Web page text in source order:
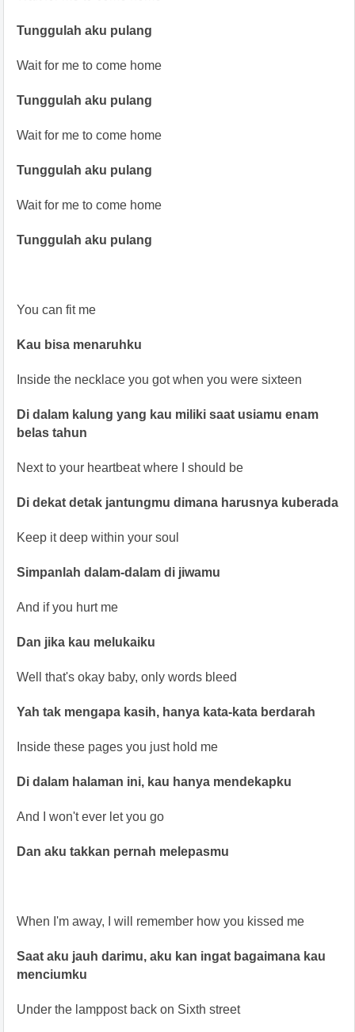
Tunggulah aku pulang
Wait for me to come home
Tunggulah aku pulang
Wait for me to come home
Tunggulah aku pulang
Wait for me to come home
Tunggulah aku pulang
You can fit me
Kau bisa menaruhku
Inside the necklace you got when you were sixteen
Di dalam kalung yang kau miliki saat usiamu enam
belas tahun
Next to your heartbeat where I should be
Di dekat detak jantungmu dimana harusnya kuberada
Keep it deep within your soul
Simpanlah dalam-dalam di jiwamu
And if you hurt me
Dan jika kau melukaiku
Well that's okay baby, only words bleed
Yah tak mengapa kasih, hanya kata-kata berdarah
Inside these pages you just hold me
Di dalam halaman ini, kau hanya mendekapku
And I won't ever let you go
Dan aku takkan pernah melepasmu
When I'm away, I will remember how you kissed me
Saat aku jauh darimu, aku kan ingat bagaimana kau
menciumku
Under the lamppost back on Sixth street